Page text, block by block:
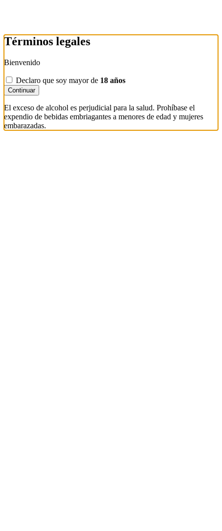
Términos legales
Bienvenido
Declaro que soy mayor de 18 años
Continuar
El exceso de alcohol es perjudicial para la salud. Prohíbase el
expendio de bebidas embriagantes a menores de edad y mujeres
embarazadas.